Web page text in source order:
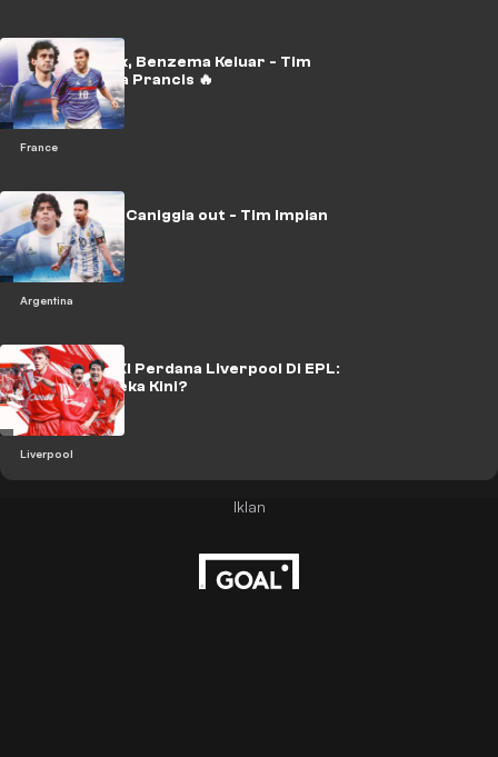
France
Zidane Masuk, Benzema Keluar - Tim
Impian Utama Prancis 🔥
Argentina
Maradona in, Caniggia out - Tim Impian
Argentina 🔥
Liverpool
Mengenang XI Perdana Liverpool Di EPL:
Di Mana Mereka Kini?